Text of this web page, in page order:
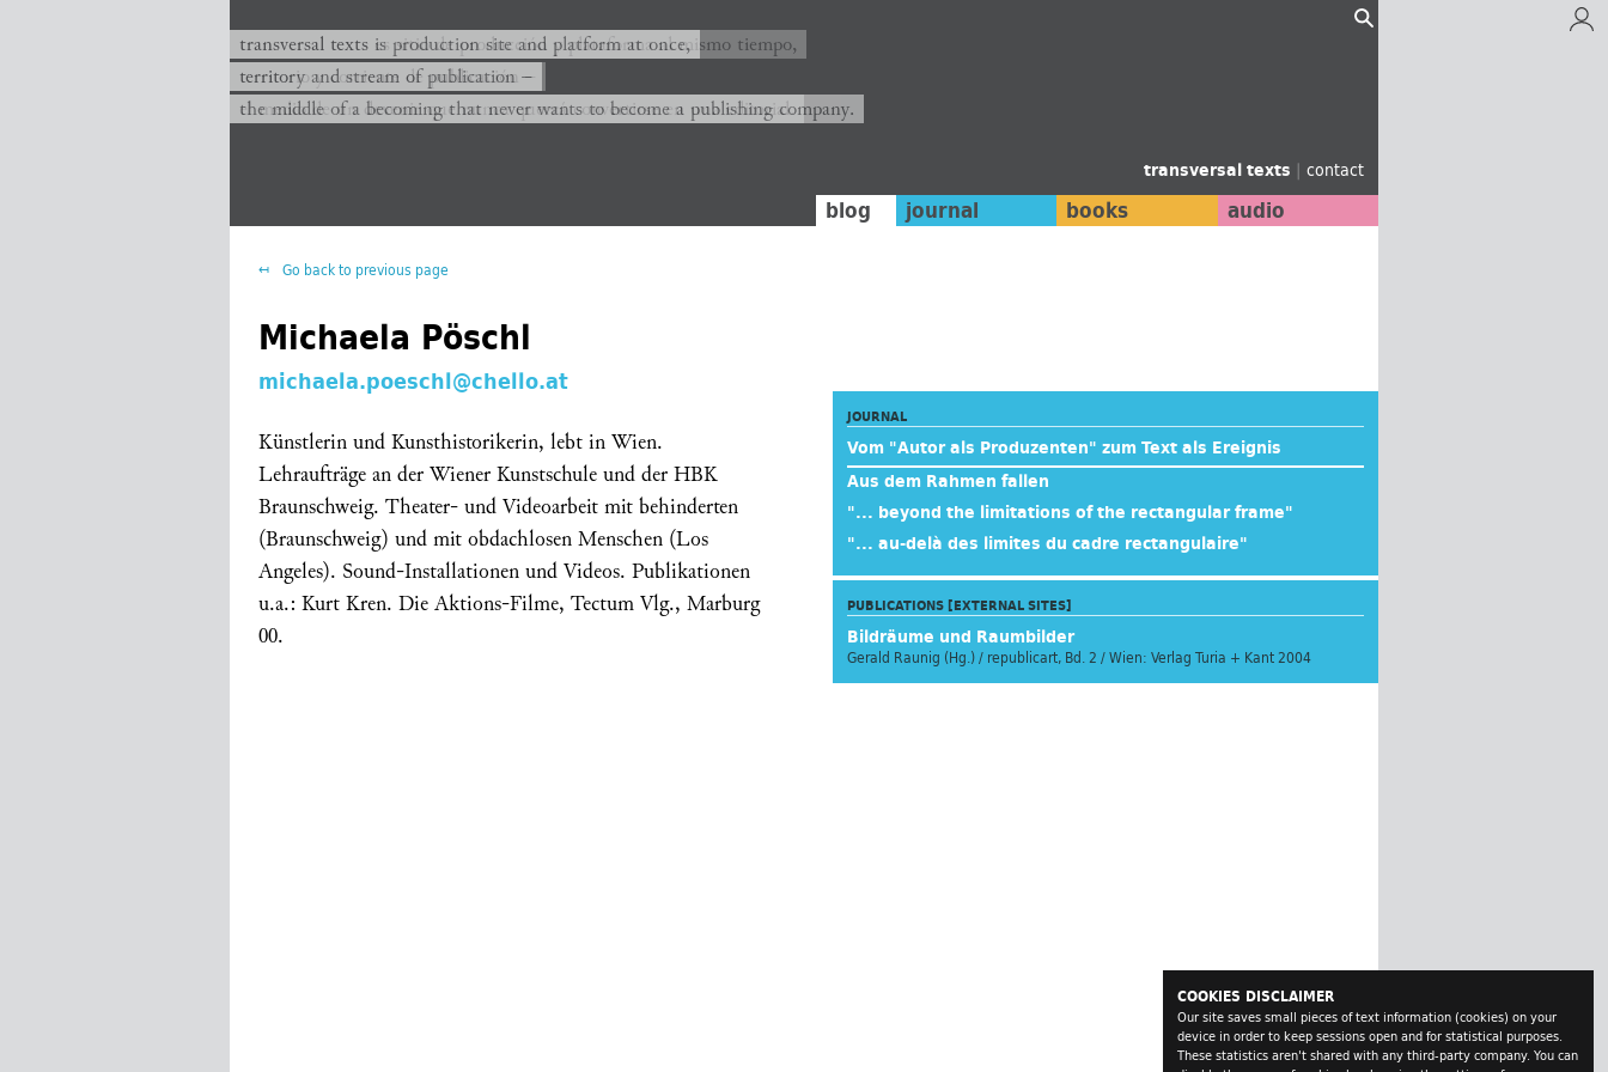
COOKIES DISCLAIMER
Our site saves small pieces of text information (cookies) on your
device in order to keep sessions open and for statistical purposes.
These statistics aren't shared with any third-party company. You can
transversal texts es sitio de producción y plataforma al mismo tiempo,
territorio y corriente de publicación −
el medio de un devenir que nunca querrá convertirse en una editorial.
transversal texts is production site and platform at once,
territory and stream of publication −
the middle of a becoming that never wants to become a publishing company.
transversal texts | contact
blog journal books audio
Go back to previous page
Michaela Pöschl
JOURNAL
Vom "Autor als Produzenten" zum Text als Ereignis
Aus dem Rahmen fallen
"... beyond the limitations of the rectangular frame"
"... au-delà des limites du cadre rectangulaire"
PUBLICATIONS [EXTERNAL SITES]
Bildräume und Raumbilder
Gerald Raunig (Hg.) / republicart, Bd. 2 / Wien: Verlag Turia + Kant 2004
michaela.poeschl@chello.at
Künstlerin und Kunsthistorikerin, lebt in Wien.
Lehraufträge an der Wiener Kunstschule und der HBK
Braunschweig. Theater- und Videoarbeit mit behinderten
(Braunschweig) und mit obdachlosen Menschen (Los
Angeles). Sound-Installationen und Videos. Publikationen
u.a.: Kurt Kren. Die Aktions-Filme, Tectum Vlg., Marburg
00.